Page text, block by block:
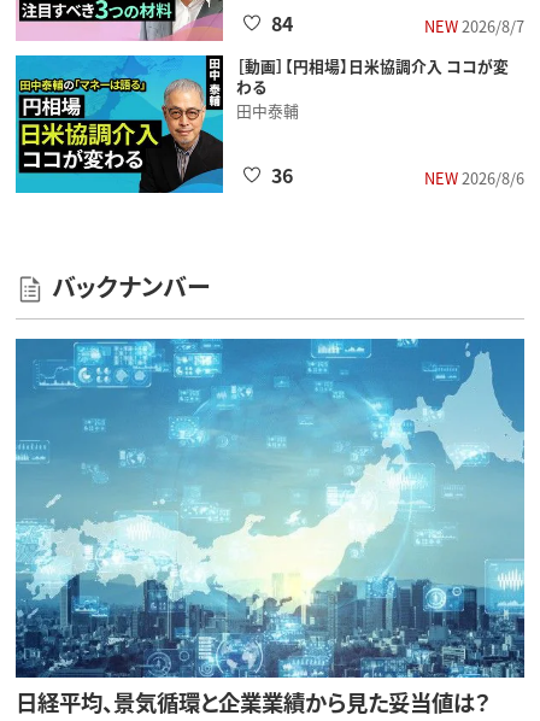
NEW2026/8/7
84
［動画］【円相場】日米協調介入 ココが変
わる
田中泰輔
NEW2026/8/6
36
バックナンバー
日経平均、景気循環と企業業績から見た妥当値は？